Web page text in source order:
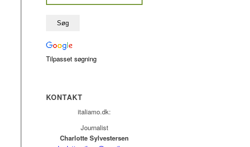
Tilpasset søgning
KONTAKT
italiamo.dk:
Journalist
Charlotte Sylvestersen